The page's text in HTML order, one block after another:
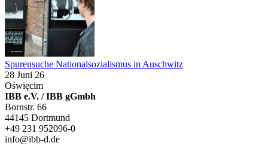
Spurensuche Nationalsozialismus in Auschwitz
28 Juni 26
Oświęcim
IBB e.V. / IBB gGmbh
Bornstr. 66
44145 Dortmund
+49 231 952096-0
info@ibb-d.de